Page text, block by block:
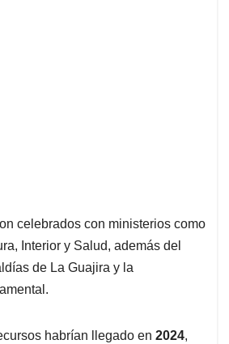
celebrados con ministerios como
Interior y Salud, además del
de La Guajira y la
habrían llegado en 2024,